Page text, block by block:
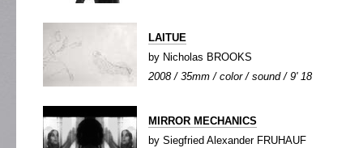
LAITUE
by Nicholas BROOKS
2008 / 35mm / color / sound / 9' 18
MIRROR MECHANICS
by Siegfried Alexander FRUHAUF